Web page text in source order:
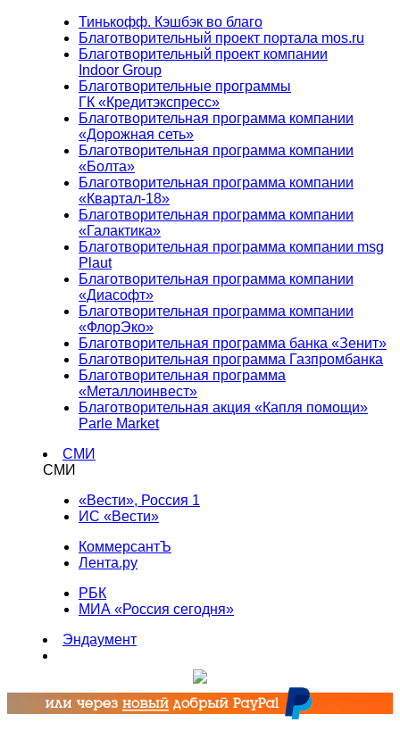
Тинькофф. Кэшбэк во благо
Благотворительный проект портала mos.ru
Благотворительный проект компании
Indoor Group
Благотворительные программы
ГК «Кредитэкспресс»
Благотворительная программа компании
«Дорожная сеть»
Благотворительная программа компании
«Болта»
Благотворительная программа компании
«Квартал-18»
Благотворительная программа компании
«Галактика»
Благотворительная программа компании msg
Plaut
Благотворительная программа компании
«Диасофт»
Благотворительная программа компании
«ФлорЭко»
Благотворительная программа банка «Зенит»
Благотворительная программа Газпромбанка
Благотворительная программа
«Металлоинвест»
Благотворительная акция «Капля помощи»
Parle Market
СМИ
СМИ
«Вести», Россия 1
ИС «Вести»
КоммерсантЪ
Лента.ру
РБК
МИА «Россия сегодня»
Эндаумент